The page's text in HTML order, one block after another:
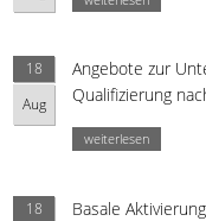
18
Aug
Angebote zur
Qualifizierung
weiterlesen
18
Basale